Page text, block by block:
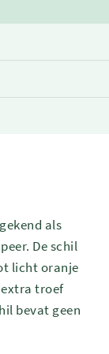
als
De schil
licht oranje
extra troef
bevat geen